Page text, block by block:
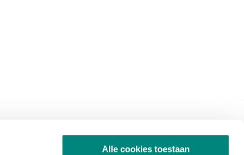
Alle cookies toestaan